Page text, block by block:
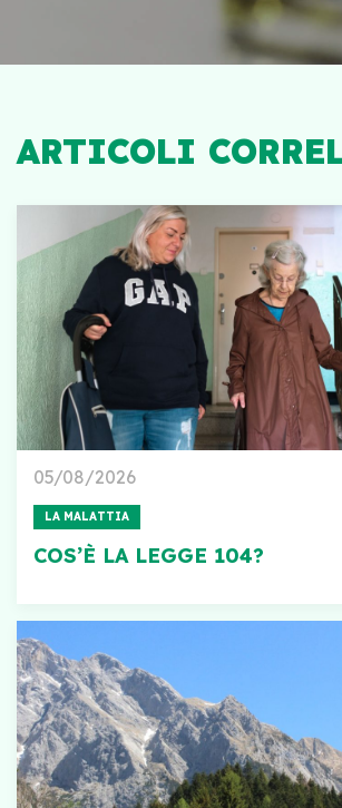
ARTICOLI
05/08/2026
LA MALATTIA
COS’È LA LEGGE 104?